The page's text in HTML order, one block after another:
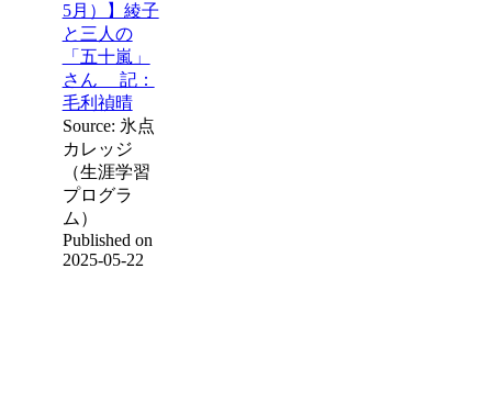
5月）】綾子
と三人の
「五十嵐」
さん 記：
毛利禎晴
Source: 氷点
カレッジ
（生涯学習
プログラ
ム）
Published on
2025-05-22